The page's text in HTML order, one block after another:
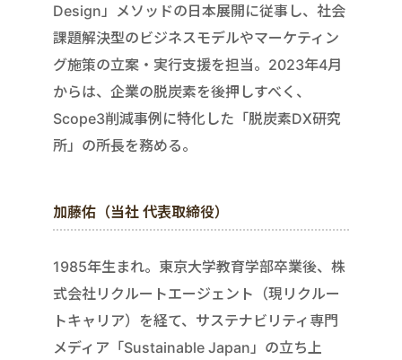
Design」メソッドの日本展開に従事し、社会
課題解決型のビジネスモデルやマーケティン
グ施策の立案・実行支援を担当。2023年4月
からは、企業の脱炭素を後押しすべく、
Scope3削減事例に特化した「脱炭素DX研究
所」の所長を務める。
加藤佑（当社 代表取締役）
1985年生まれ。東京大学教育学部卒業後、株
式会社リクルートエージェント（現リクルー
トキャリア）を経て、サステナビリティ専門
メディア「Sustainable Japan」の立ち上